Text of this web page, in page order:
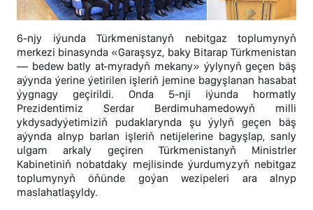
6-njy iýunda Türkmenistanyň nebitgaz toplumynyň
merkezi binasynda «Garaşsyz, baky Bitarap Türkmenistan
— bedew batly at-myradyň mekany» ýylynyň geçen bäş
aýynda ýerine ýetirilen işleriň jemine bagyşlanan hasabat
ýygnagy geçirildi. Onda 5-nji iýunda hormatly
Prezidentimiz Serdar Berdimuhamedowyň milli
ykdysadyýetimiziň pudaklarynda şu ýylyň geçen bäş
aýynda alnyp barlan işleriň netijelerine bagyşlap, sanly
ulgam arkaly geçiren Türkmenistanyň Ministrler
Kabinetiniň nobatdaky mejlisinde ýurdumyzyň nebitgaz
toplumynyň öňünde goýan wezipeleri ara alnyp
maslahatlaşyldy.